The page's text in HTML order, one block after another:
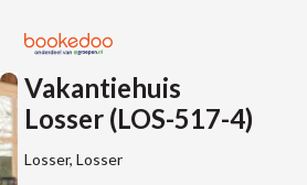
Vakantiehuis
Losser (LOS-517-4)
Losser, Losser